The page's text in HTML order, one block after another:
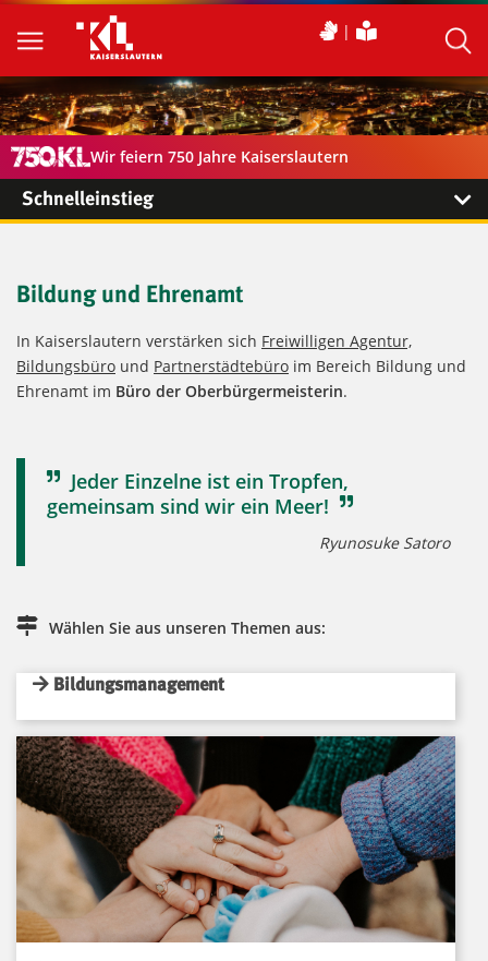
Wir feiern 750 Jahre Kaiserslautern
Schnelleinstieg
Bildung und Ehrenamt
In Kaiserslautern verstärken sich Freiwilligen Agentur,
Bildungsbüro und Partnerstädtebüro im Bereich Bildung und
Ehrenamt im Büro der Oberbürgermeisterin.
Jeder Einzelne ist ein Tropfen,
gemeinsam sind wir ein Meer!
Ryunosuke Satoro
Wählen Sie aus unseren Themen aus:
Bildungsmanagement